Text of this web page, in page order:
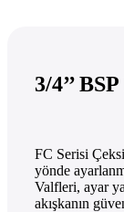
3/4’’
FC Serisi
yönde
Valfleri, ayar
akışkanın